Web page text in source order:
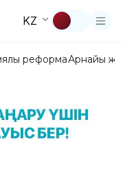
KZ
реформаАрнайы